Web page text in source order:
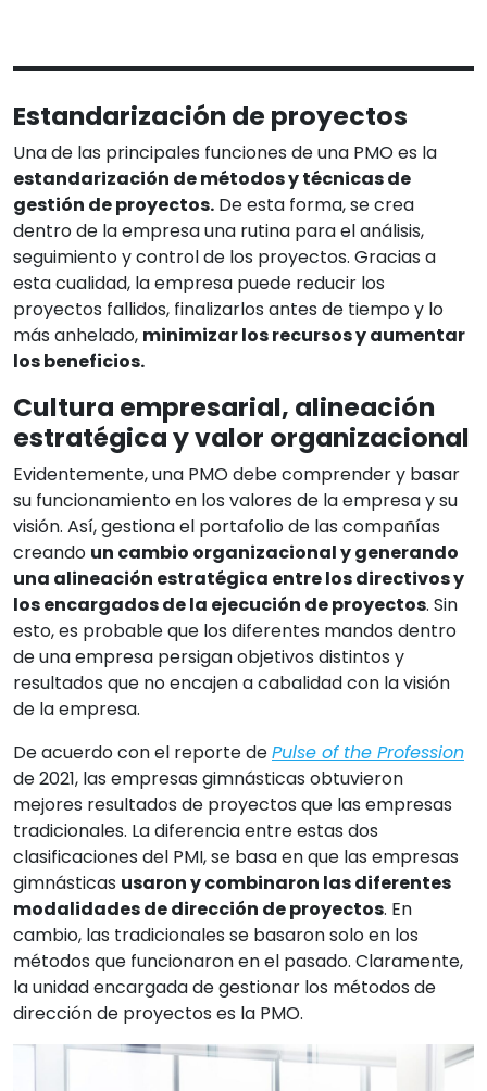
Estandarización de proyectos
Una de las principales funciones de una PMO es la
estandarización de métodos y técnicas de
gestión de proyectos. De esta forma, se crea
dentro de la empresa una rutina para el análisis,
seguimiento y control de los proyectos. Gracias a
esta cualidad, la empresa puede reducir los
proyectos fallidos, finalizarlos antes de tiempo y lo
más anhelado, minimizar los recursos y aumentar
los beneficios.
Cultura empresarial, alineación
estratégica y valor organizacional
Evidentemente, una PMO debe comprender y basar
su funcionamiento en los valores de la empresa y su
visión. Así, gestiona el portafolio de las compañías
creando un cambio organizacional y generando
una alineación estratégica entre los directivos y
los encargados de la ejecución de proyectos. Sin
esto, es probable que los diferentes mandos dentro
de una empresa persigan objetivos distintos y
resultados que no encajen a cabalidad con la visión
de la empresa.
De acuerdo con el reporte dePulse of the Profession
de 2021, las empresas gimnásticas obtuvieron
mejores resultados de proyectos que las empresas
tradicionales. La diferencia entre estas dos
clasificaciones del PMI, se basa en que las empresas
gimnásticas usaron y combinaron las diferentes
modalidades de dirección de proyectos. En
cambio, las tradicionales se basaron solo en los
métodos que funcionaron en el pasado. Claramente,
la unidad encargada de gestionar los métodos de
dirección de proyectos es la PMO.